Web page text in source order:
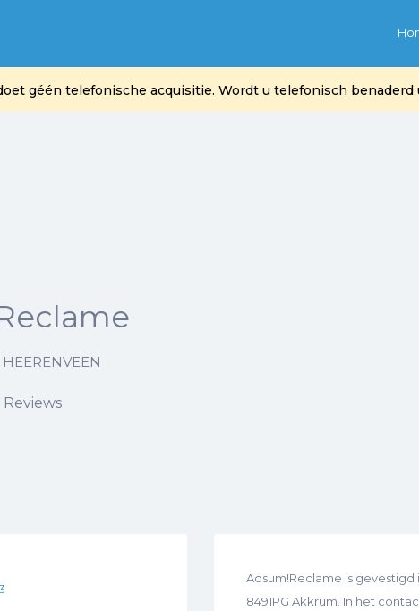
géén telefonische acquisitie. Wordt u telefonisch
Reviews
Adsum!Reclame is gevestigd
8491PG Akkrum. In het